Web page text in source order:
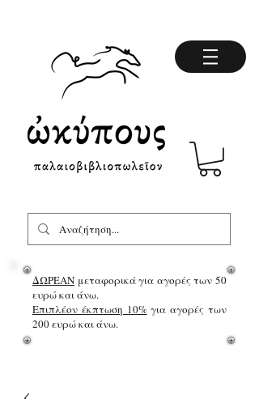
ΔΩΡΕΑΝ μεταφορικά για αγορές των 50
ευρώ και άνω.
Επιπλέον έκπτωση 10%για αγορές των
200 ευρώ και άνω.